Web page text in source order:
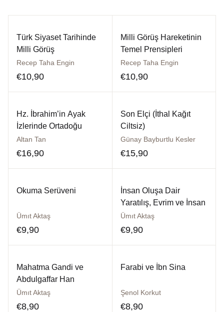
Dünya Klasikleri
Edebiyat
Felsefe
Fransızca
Ingilizce
Kişisel Gelişim
Psikoloji
Siyasi
Kitap Siparişi
Sepetim
DE
Hesap oluştur
Türk Siyaset Tarihinde
Milli Görüş
Recep Taha Engin
€10,90
Milli Görüş Hareketinin
Temel Prensipleri
Recep Taha Engin
€10,90
Hz. İbrahim’in Ayak
İzlerinde Ortadoğu
Altan Tan
€16,90
Son Elçi (İthal Kağıt
Ciltsiz)
Günay Bayburtlu Kesler
€15,90
Okuma Serüveni
Ümıt Aktaş
€9,90
İnsan Oluşa Dair
Yaratılış, Evrim ve İnsan
Ümıt Aktaş
€9,90
Mahatma Gandi ve
Abdulgaffar Han
Ümıt Aktaş
€8,90
Farabi ve İbn Sina
Şenol Korkut
€8,90